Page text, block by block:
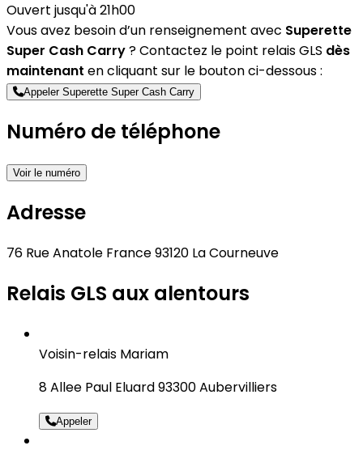
Ouvert jusqu'à 21h00
Vous avez besoin d’un renseignement avec Superette
Super Cash Carry? Contactez le point relais GLS dès
maintenant en cliquant sur le bouton ci-dessous :
Appeler Superette Super Cash Carry
Numéro de téléphone
Voir le numéro
Adresse
76 Rue Anatole France 93120 La Courneuve
Relais GLS aux alentours
Voisin-relais Mariam
8 Allee Paul Eluard 93300 Aubervilliers
Appeler